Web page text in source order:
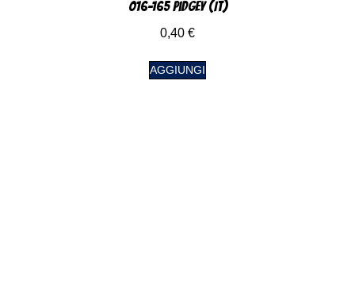
016-165 Pidgey (IT)
0,40 €
AGGIUNGI